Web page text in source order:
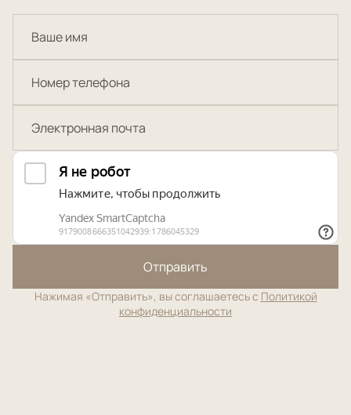
Отправить
Нажимая «Отправить», вы соглашаетесь с Политикой
конфиденциальности